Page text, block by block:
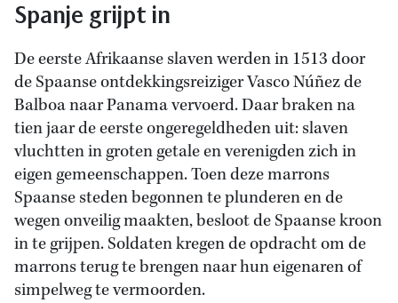
Spanje grijpt in
De eerste Afrikaanse slaven werden in 1513 door
de Spaanse ontdekkingsreiziger Vasco Núñez de
Balboa naar Panama vervoerd. Daar braken na
tien jaar de eerste ongeregeldheden uit: slaven
vluchtten in groten getale en verenigden zich in
eigen gemeenschappen. Toen deze marrons
Spaanse steden begonnen te plunderen en de
wegen onveilig maakten, besloot de Spaanse kroon
in te grijpen. Soldaten kregen de opdracht om de
marrons terug te brengen naar hun eigenaren of
simpelweg te vermoorden.